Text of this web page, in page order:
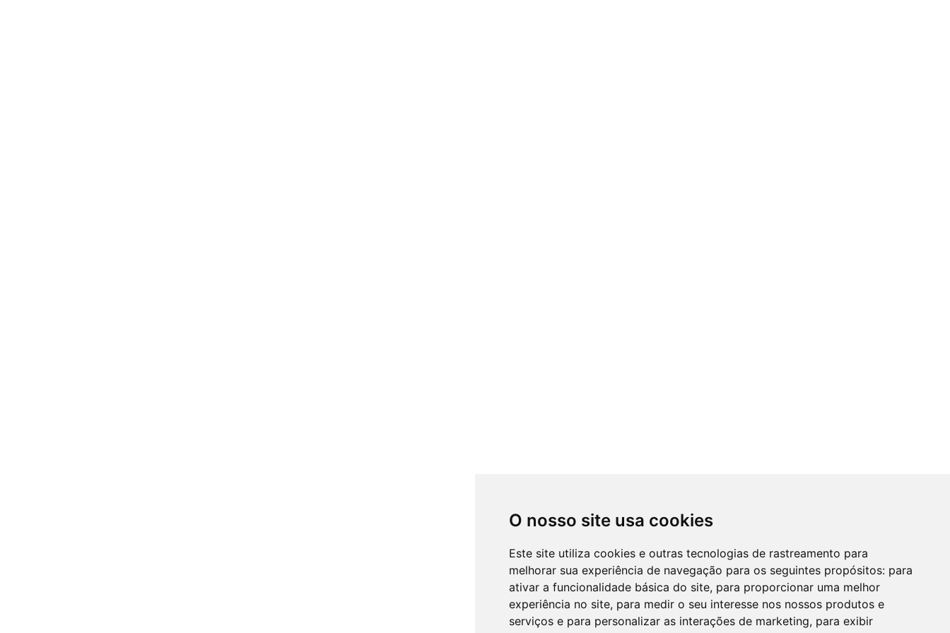
O nosso site usa cookies
Este site utiliza cookies e outras tecnologias de rastreamento para
melhorar sua experiência de navegação para os seguintes propósitos: para
ativar a funcionalidade básica do site, para proporcionar uma melhor
experiência no site, para medir o seu interesse nos nossos produtos e
serviços e para personalizar as interações de marketing, para exibir